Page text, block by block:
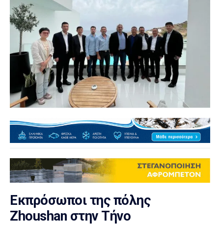
Εκπρόσωποι της πόλης
Zhoushan στην Τήνο